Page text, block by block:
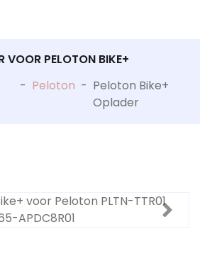
VOOR PELOTON BIKE+
- Peloton - Peloton Bike+
Oplader